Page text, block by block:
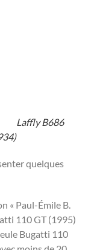
Laffly B686
quelques
« Paul-Émile B.
110 GT (1995)
Bugatti 110